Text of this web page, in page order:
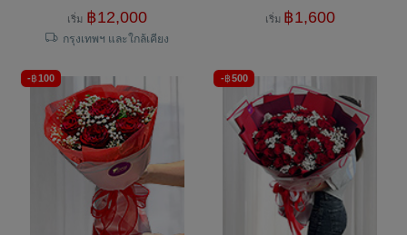
เริ่ม ฿12,000
กรุงเทพฯ และใกล้เคียง
เริ่ม ฿1,600
-฿100 -฿500